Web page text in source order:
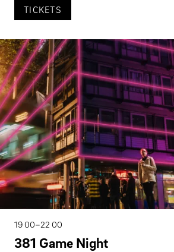
TICKETS
19 00–22 00
381 Game Night